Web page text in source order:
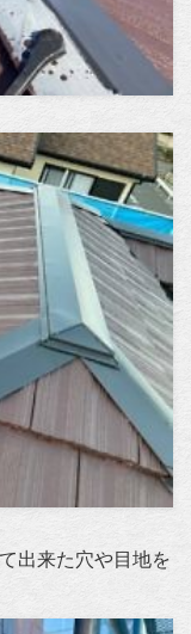
出来た穴や目地を